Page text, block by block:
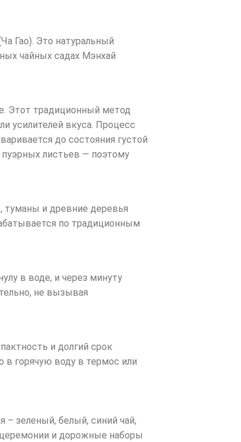
Гао). Это натуральный
чайных садах Мэнхай
Этот традиционный метод
усилителей вкуса. Процесс
до состояния густой
пуэрных листьев — поэтому
туманы и древние деревья
по традиционным
в воде, и через минуту
не вызывая
и долгий срок
в горячую воду в термос или
– зеленый, белый, синий чай,
и дорожные наборы